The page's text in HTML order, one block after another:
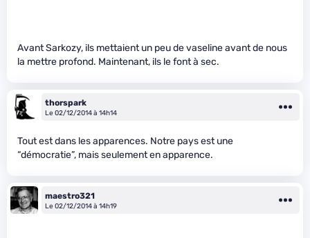
Avant Sarkozy, ils mettaient un peu de vaseline avant de nous
la mettre profond. Maintenant, ils le font à sec.
thorspark
Le 02/12/2014 à 14h14
Tout est dans les apparences. Notre pays est une
“démocratie”, mais seulement en apparence.
maestro321
Le 02/12/2014 à 14h19